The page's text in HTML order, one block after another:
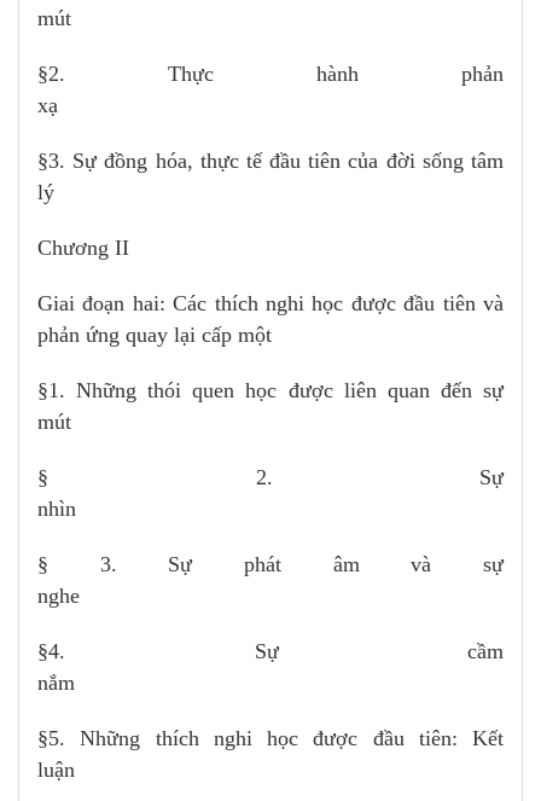
mút
§2. Thực hành phản
xạ
§3. Sự đồng hóa, thực tế đầu tiên của đời sống tâm
lý
Chương II
Giai đoạn hai: Các thích nghi học được đầu tiên và
phản ứng quay lại cấp một
§1. Những thói quen học được liên quan đến sự
mút
§ 2. Sự
§ 3. Sự phát âm và sự
nghe
§4. Sự cầm
§5. Những thích nghi học được đầu tiên: Kết
luận